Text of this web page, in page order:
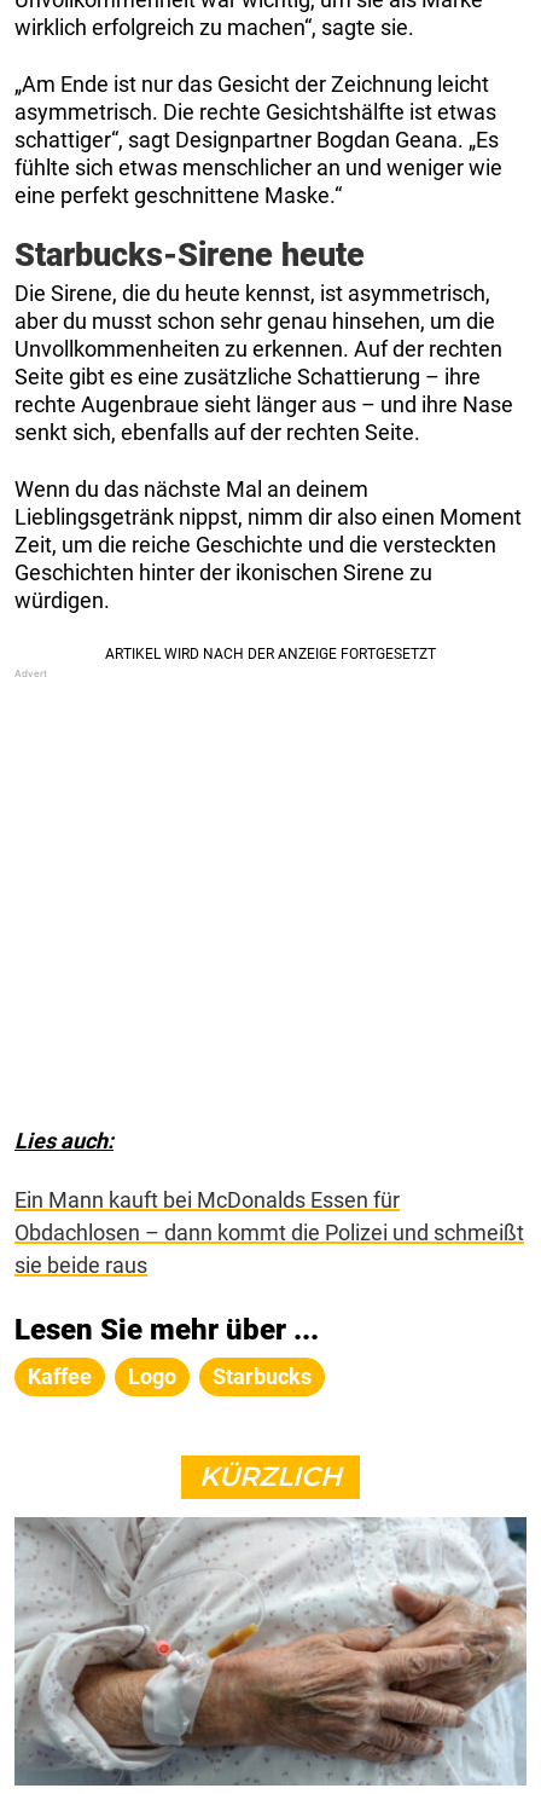
wirklich erfolgreich zu machen“, sagte sie.
„Am Ende ist nur das Gesicht der Zeichnung leicht
asymmetrisch. Die rechte Gesichtshälfte ist etwas
schattiger“, sagt Designpartner Bogdan Geana. „Es
fühlte sich etwas menschlicher an und weniger wie
eine perfekt geschnittene Maske.“
Starbucks-Sirene heute
Die Sirene, die du heute kennst, ist asymmetrisch,
aber du musst schon sehr genau hinsehen, um die
Unvollkommenheiten zu erkennen. Auf der rechten
Seite gibt es eine zusätzliche Schattierung – ihre
rechte Augenbraue sieht länger aus – und ihre Nase
senkt sich, ebenfalls auf der rechten Seite.
Wenn du das nächste Mal an deinem
Lieblingsgetränk nippst, nimm dir also einen Moment
Zeit, um die reiche Geschichte und die versteckten
Geschichten hinter der ikonischen Sirene zu
würdigen.
Lies auch:
Ein Mann kauft bei McDonalds Essen für
Obdachlosen – dann kommt die Polizei und schmeißt
sie beide raus
Lesen Sie mehr über ...
Kaffee Logo Starbucks
KÜRZLICH